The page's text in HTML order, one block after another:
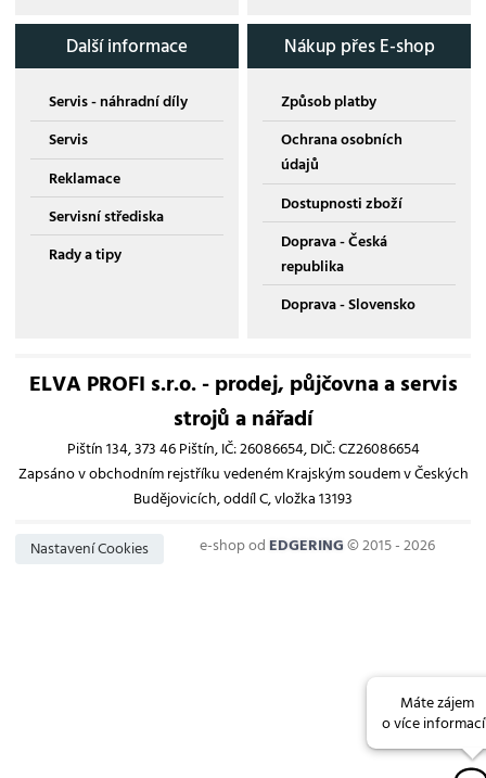
Další informace
Servis - náhradní díly
Servis
Reklamace
Servisní střediska
Rady a tipy
Nákup přes E-shop
Způsob platby
Ochrana osobních
údajů
Dostupnosti zboží
Doprava - Česká
republika
Doprava - Slovensko
ELVA PROFI s.r.o. - prodej, půjčovna a servis
strojů a nářadí
Pištín 134, 373 46 Pištín, IČ: 26086654, DIČ: CZ26086654
Zapsáno v obchodním rejstříku vedeném Krajským soudem v Českých
Budějovicích, oddíl C, vložka 13193
Nastavení Cookies e-shop odEDGERING© 2015 - 2026
Máte zájem
o více